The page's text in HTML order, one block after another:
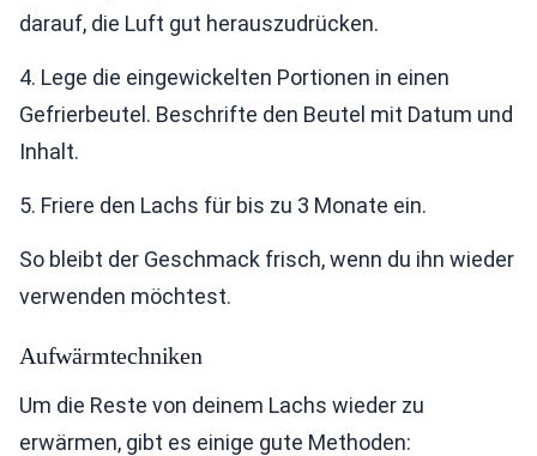
darauf, die Luft gut herauszudrücken.
4. Lege die eingewickelten Portionen in einen
Gefrierbeutel. Beschrifte den Beutel mit Datum und
Inhalt.
5. Friere den Lachs für bis zu 3 Monate ein.
So bleibt der Geschmack frisch, wenn du ihn wieder
verwenden möchtest.
Aufwärmtechniken
Um die Reste von deinem Lachs wieder zu
erwärmen, gibt es einige gute Methoden: